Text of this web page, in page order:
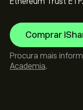
Comprar
Procura mais
Academia.